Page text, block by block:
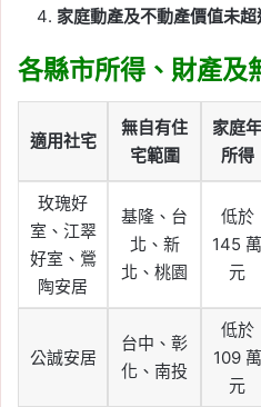
家庭動產及不動產價值未超
各縣市所得、財產及
適用社宅
無自有住
宅範圍
家庭年
所得
玫瑰好
室、江翠
好室、鶯
陶安居
基隆、台
北、新
北、桃園
低於
145 萬
元
公誠安居
台中、彰
化、南投
低於
109 萬
元